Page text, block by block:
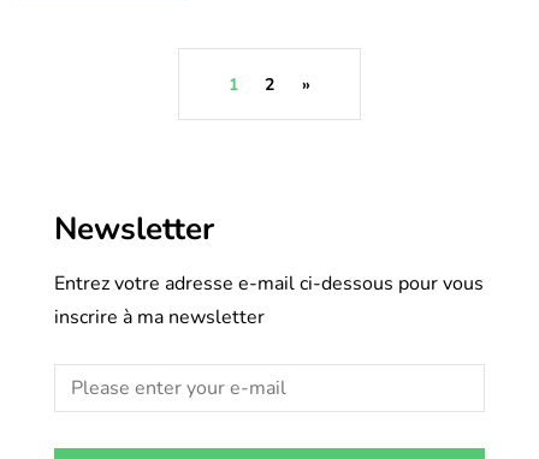
1 2 »
Newsletter
Entrez votre adresse e-mail ci-dessous pour vous
inscrire à ma newsletter